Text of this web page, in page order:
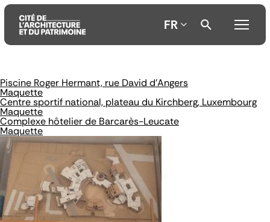
Aller
au
contenu
principal
Aller
au
menu
principal
Aller
à
la
recherche
FR
Piscine Roger Hermant, rue David d'Angers
Maquette
Centre sportif national, plateau du Kirchberg, Luxembourg
Maquette
Complexe hôtelier de Barcarès-Leucate
Maquette